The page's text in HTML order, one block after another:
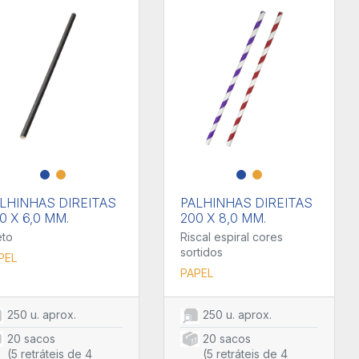
DIREITAS
X 6,0 MM.
250 u. aprox.
20 sacos
(5 retráteis de 4
PALHINHAS DIREITAS
200 X 8,0 MM.
Riscal espiral cores
sortidos
PAPEL
250 u. aprox.
20 sacos
(5 retráteis de 4